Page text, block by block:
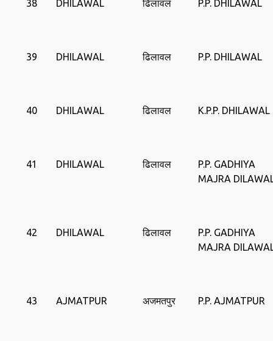
38 DHILAWAL ढिलावल P.P. DHILAWAL
39 DHILAWAL ढिलावल P.P. DHILAWAL
40 DHILAWAL ढिलावल K.P.P. DHILAWAL
41 DHILAWAL ढिलावल
P.P. GADHIYA
MAJRA
42 DHILAWAL ढिलावल
P.P. GADHIYA
MAJRA
43 AJMATPUR अजमतपुर P.P. AJMATPUR